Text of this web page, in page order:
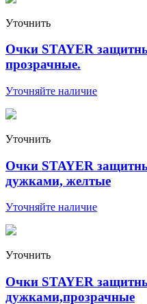
Уточнить
Очки STAYER
прозрачные.
Уточняйте наличие
Уточнить
Очки STAYER
дужками, желтые
Уточняйте наличие
Уточнить
Очки STAYER
дужками,прозрачные